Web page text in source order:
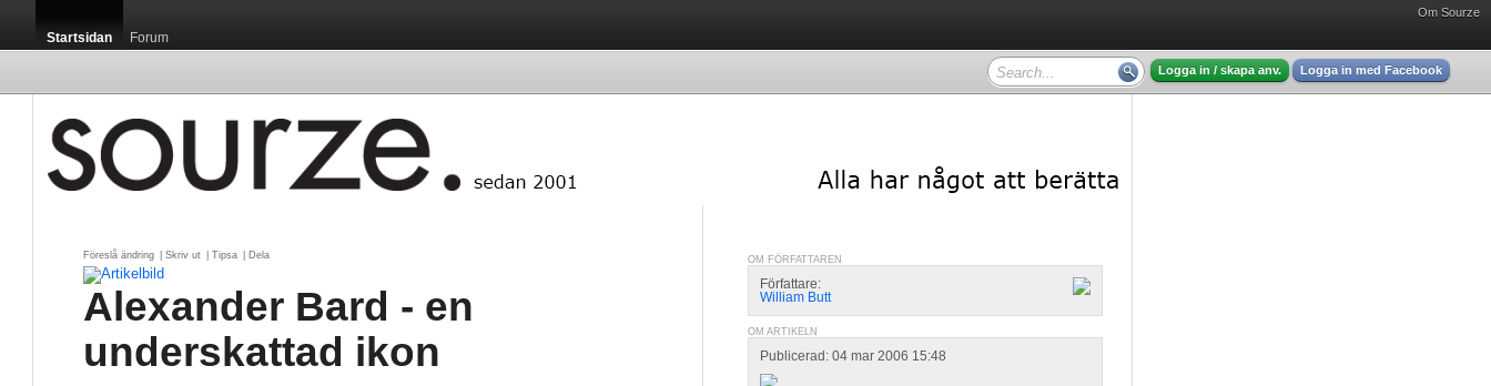
Om Sourze
Startsidan Forum
Logga in / skapa anv. Logga in med Facebook
Föreslå ändring Skriv ut Tipsa Dela
Alexander Bard - en
underskattad ikon
OM FÖRFATTAREN
Författare:
William Butt
OM ARTIKELN
Publicerad: 04 mar 2006 15:48